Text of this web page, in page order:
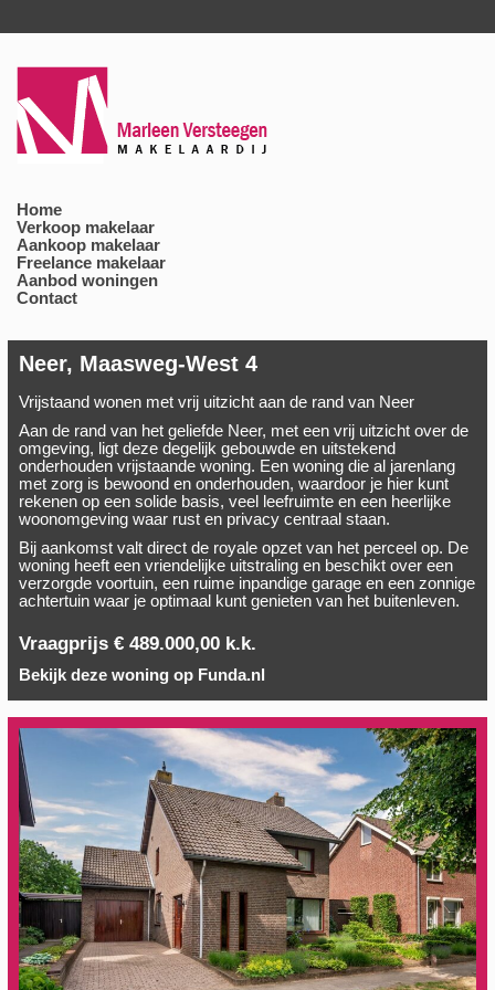
Home
Verkoop makelaar
Aankoop makelaar
Freelance makelaar
Aanbod woningen
Contact
Neer, Maasweg-West 4
Vrijstaand wonen met vrij uitzicht aan de rand van Neer
Aan de rand van het geliefde Neer, met een vrij uitzicht over de
omgeving, ligt deze degelijk gebouwde en uitstekend
onderhouden vrijstaande woning. Een woning die al jarenlang
met zorg is bewoond en onderhouden, waardoor je hier kunt
rekenen op een solide basis, veel leefruimte en een heerlijke
woonomgeving waar rust en privacy centraal staan.
Bij aankomst valt direct de royale opzet van het perceel op. De
woning heeft een vriendelijke uitstraling en beschikt over een
verzorgde voortuin, een ruime inpandige garage en een zonnige
achtertuin waar je optimaal kunt genieten van het buitenleven.
Vraagprijs € 489.000,00 k.k.
Bekijk deze woning op Funda.nl